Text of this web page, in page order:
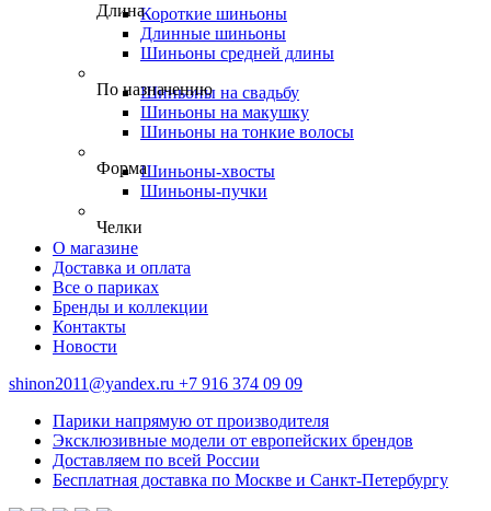
ДлинаКороткие шиньоны
Длинные шиньоны
Шиньоны средней длины
По назначению
Шиньоны на свадьбу
Шиньоны на макушку
Шиньоны на тонкие волосы
ФормаШиньоны-хвосты
Шиньоны-пучки
Челки
О магазине
Доставка и оплата
Все о париках
Бренды и коллекции
Контакты
Новости
shinon2011@yandex.ru +7 916 374 09 09
Парики напрямую от производителя
Эксклюзивные модели от европейских брендов
Доставляем по всей России
Бесплатная доставка по Москве и Санкт-Петербургу